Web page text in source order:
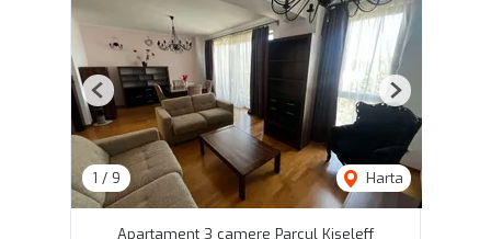
1 / 9 Harta
Previous Next
Apartament 3 camere Parcul Kiseleff